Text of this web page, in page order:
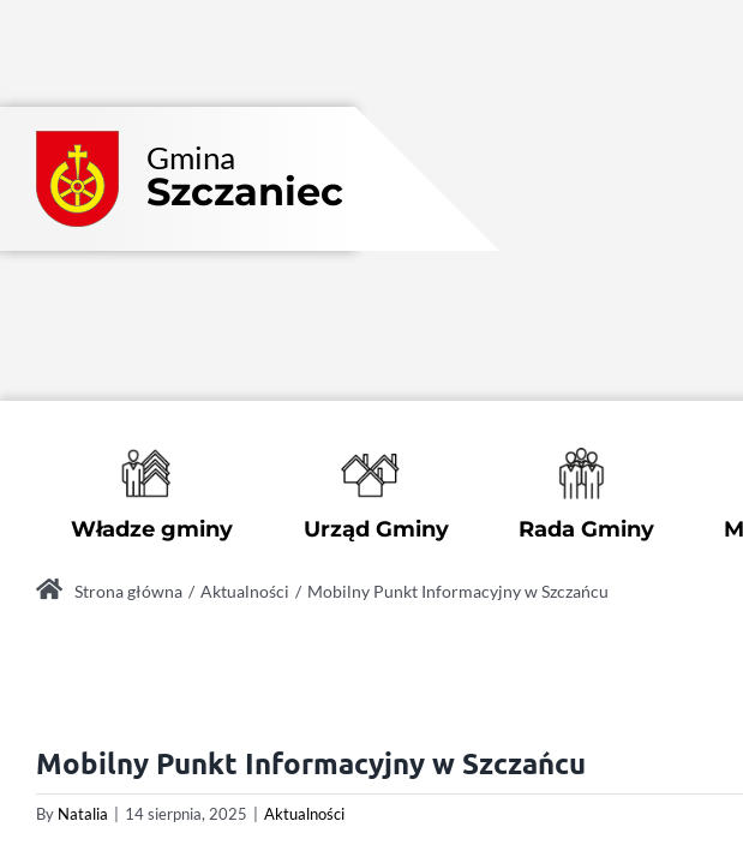
Gmina
Szczaniec
Władze gminy Urząd Gminy Rada Gminy
Strona główna Aktualności Mobilny Punkt Informacyjny w Szczańcu
Mobilny Punkt Informacyjny w Szczańcu
By Natalia 14 sierpnia, 2025 Aktualności